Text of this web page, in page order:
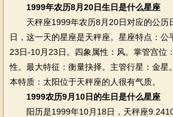
1999年农历8月20日生日是什么星座
天秤座1999年农历8月20日对应的公历
日，这一天的星座是天秤座。星座特点：公
23日-10月23日。四象属性：风。掌管宫位
性。最大特征：衡量抉择。主管行星：金星
本特质：太阳位于天秤座的人很有气质。
1999农历9月10日的生日是什么星座
阳历是1999年10月18日，天秤座